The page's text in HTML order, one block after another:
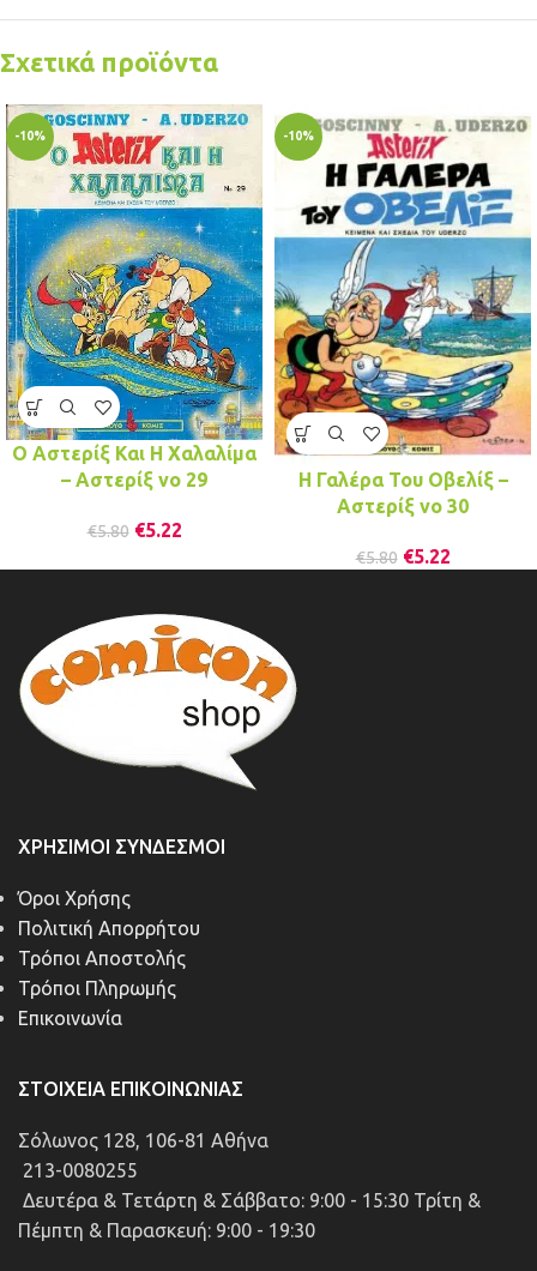
Σχετικά προϊόντα
-10%
Ο Αστερίξ Και Η Χαλαλίμα
– Αστερίξ νo 29
€5.80 €5.22
-10%
Η Γαλέρα Του Οβελίξ –
Αστερίξ νo 30
€5.80 €5.22
ΧΡΉΣΙΜΟΙ ΣΎΝΔΕΣΜΟΙ
Όροι Χρήσης
Πολιτική Απορρήτου
Τρόποι Αποστολής
Τρόποι Πληρωμής
Επικοινωνία
ΣΤΟΙΧΕΊΑ ΕΠΙΚΟΙΝΩΝΊΑΣ
Σόλωνος 128, 106-81 Αθήνα
213-0080255
Δευτέρα & Τετάρτη & Σάββατο: 9:00 - 15:30 Τρίτη &
Πέμπτη & Παρασκευή: 9:00 - 19:30